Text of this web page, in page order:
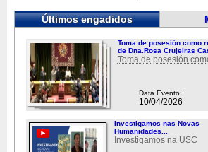
Últimos engadidos
Toma de posesión como
de Dna.Rosa Crujeiras
Toma de posesión
Data Evento:
10/04/2026
Investigamos nas Novas
Humanidades...
Investigamos na USC